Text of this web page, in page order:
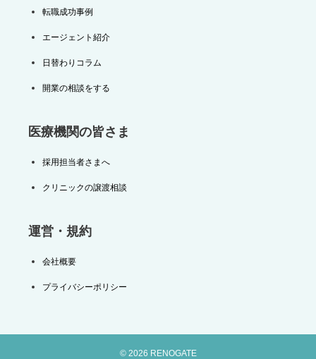
転職成功事例
エージェント紹介
日替わりコラム
開業の相談をする
医療機関の皆さま
採用担当者さまへ
クリニックの譲渡相談
運営・規約
会社概要
プライバシーポリシー
© 2026 RENOGATE